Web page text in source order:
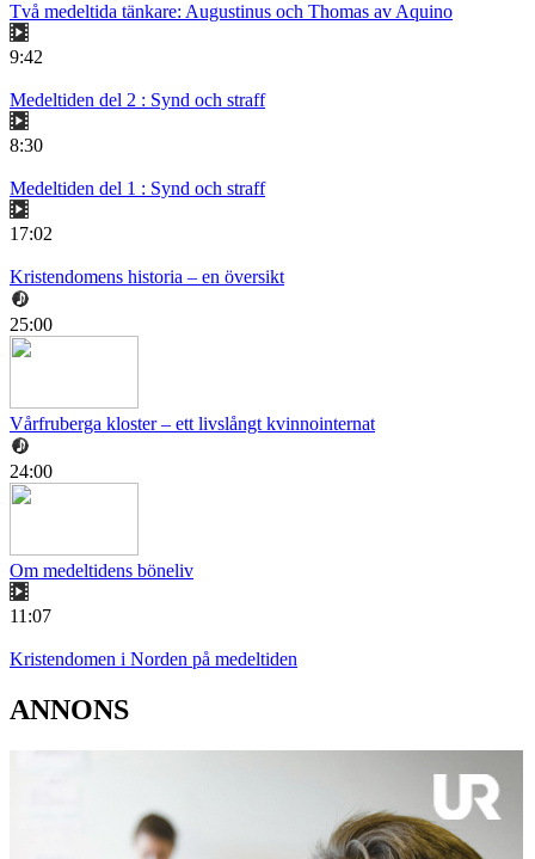
Två medeltida tänkare: Augustinus och Thomas av Aquino
9:42
Medeltiden del 2 : Synd och straff
8:30
Medeltiden del 1 : Synd och straff
17:02
Kristendomens historia – en översikt
25:00
Vårfruberga kloster – ett livslångt kvinnointernat
24:00
Om medeltidens böneliv
11:07
Kristendomen i Norden på medeltiden
ANNONS